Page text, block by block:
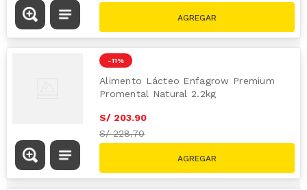
-11 %
Alimento Lácteo Enfagrow Premium
Promental Natural 2.2kg
S/ 203.90
S/228.70